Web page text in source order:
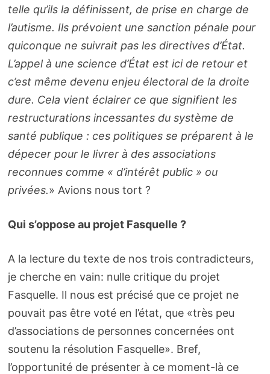
telle qu’ils la définissent, de prise en charge de
l’autisme. Ils prévoient une sanction pénale pour
quiconque ne suivrait pas les directives d’État.
L’appel à une science d’État est ici de retour et
c’est même devenu enjeu électoral de la droite
dure. Cela vient éclairer ce que signifient les
restructurations incessantes du système de
santé publique : ces politiques se préparent à le
dépecer pour le livrer à des associations
reconnues comme « d’intérêt public » ou
privées.» Avions nous tort ?
Qui s’oppose au projet Fasquelle ?
A la lecture du texte de nos trois contradicteurs,
je cherche en vain: nulle critique du projet
Fasquelle. Il nous est précisé que ce projet ne
pouvait pas être voté en l’état, que «très peu
d’associations de personnes concernées ont
soutenu la résolution Fasquelle». Bref,
l’opportunité de présenter à ce moment-là ce